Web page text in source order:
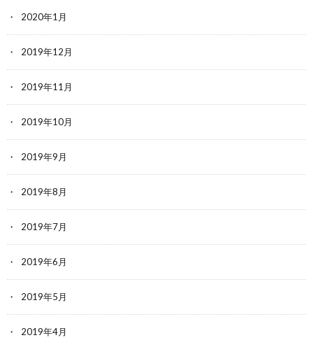
2020年1月
2019年12月
2019年11月
2019年10月
2019年9月
2019年8月
2019年7月
2019年6月
2019年5月
2019年4月